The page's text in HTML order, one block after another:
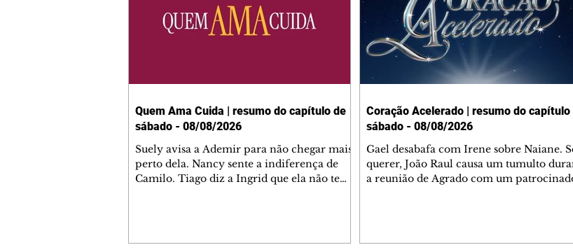
Quem Ama Cuida | resumo do capítulo de
sábado - 08/08/2026
Suely avisa a Ademir para não chegar mais
perto dela. Nancy sente a indiferença de
Camilo. Tiago diz a Ingrid que ela não tem
Coração Acelerado | resumo do capítulo
sábado - 08/08/2026
Gael desabafa com Irene sobre Naiane.
querer, João Raul causa um tumulto
a reunião de Agrado com um